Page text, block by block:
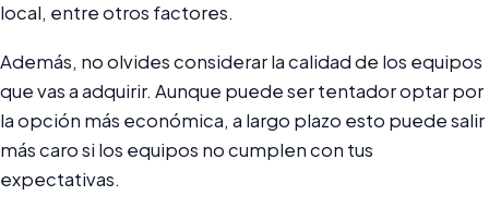
local, entre otros factores.
Además, no olvides considerar la calidad de los equipos
que vas a adquirir. Aunque puede ser tentador optar por
la opción más económica, a largo plazo esto puede salir
más caro si los equipos no cumplen con tus
expectativas.